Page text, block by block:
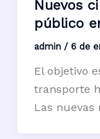
Nuevos
público
admin / 6 de
El objetivo
transporte
Las